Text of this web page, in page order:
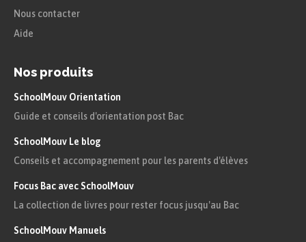
Nous contacter
Aide
Nos produits
SchoolMouv Orientation
Guide et conseils d'orientation post Bac
SchoolMouv Le blog
Conseils et accompagnement pour les parents d'élèves
Focus Bac avec SchoolMouv
La collection de livres pour rester focus jusqu'au Bac
SchoolMouv Manuels